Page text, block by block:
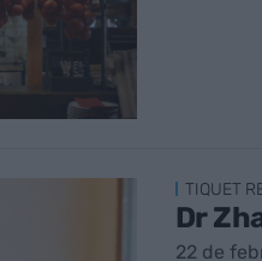
TIQUET
Dr
22 de